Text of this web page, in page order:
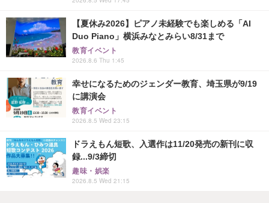
【夏休み2026】ピアノ未経験でも楽しめる「AI
Duo Piano」横浜みなとみらい8/31まで
教育イベント
2026.8.6 Thu 1:45
幸せになるためのジェンダー教育、埼玉県が9/19
に講演会
教育イベント
2026.8.5 Wed 23:15
ドラえもん短歌、入選作は11/20発売の新刊に収
録...9/3締切
趣味・娯楽
2026.8.5 Wed 21:15